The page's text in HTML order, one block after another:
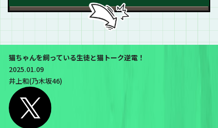
猫ちゃんを飼っている生徒と猫トーク逆電！
2025.01.09
井上和(乃木坂46)